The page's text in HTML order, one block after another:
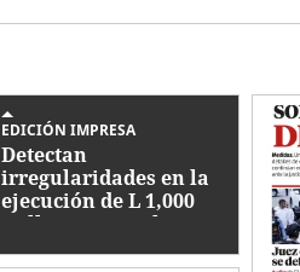
EDICIÓN IMPRESA
Detectan
irregularidades en la
ejecución de L 1,000
millones en embargos